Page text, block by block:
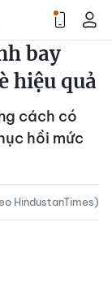
bay
hiệu quả
cách có
hồi mức
HindustanTimes)